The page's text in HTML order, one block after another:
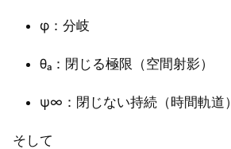
φ：分岐
θₐ：閉じる極限（空間射影）
ψ∞：閉じない持続（時間軌道）
そして